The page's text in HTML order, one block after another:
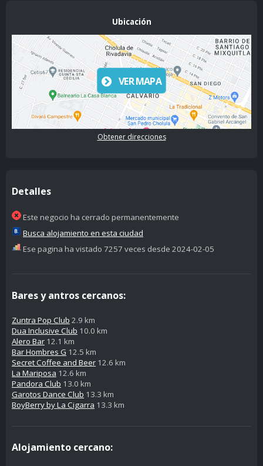
Ubicación
VER MAPA
Obtener direcciones
Detalles
Este negocio ha cerrado permanentemente
Busca alojamiento en esta ciudad
Ese pagina ha vistado 7257 veces desde 2024-02-05
Bares y antros cercanos:
Zuntra Pop Club 2.9 km
Dua Inclusive Club 10.0 km
Alero Bar 12.1 km
Bar Hombres G 12.5 km
Secret Coffee and Beer 12.6 km
La Mariposa 12.6 km
Pandora Club 13.0 km
Garotos Dance Club 13.3 km
BoyBerry by La Cigarra 13.3 km
Alojamiento cercano: